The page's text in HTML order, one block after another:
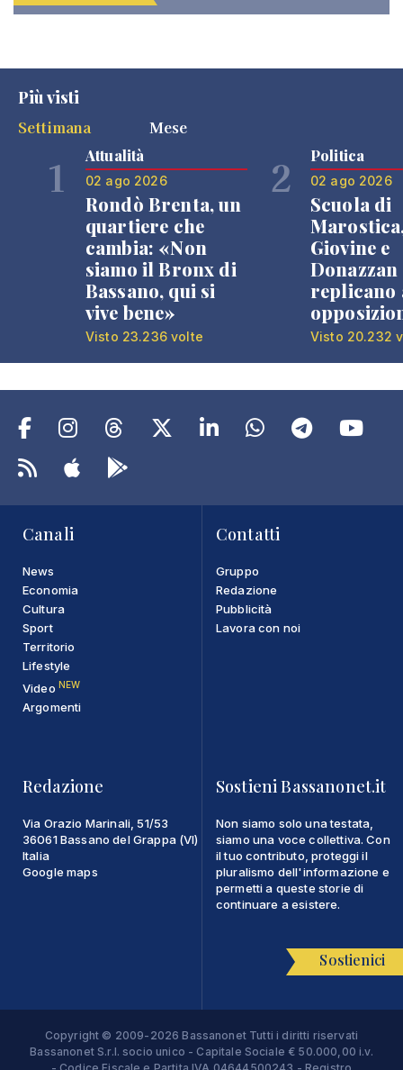
Più visti
Settimana
Mese
1 Attualità
02 ago 2026
Rondò Brenta, un
quartiere che
cambia: «Non
siamo il Bronx di
Bassano, qui si
vive bene»
Visto 23.236 volte
2 Politica
02 ago 2026
Scuola di
Giovine e
Donazzan
replicano
Visto 20.232
Canali
News
Economia
Cultura
Sport
Territorio
Lifestyle
Video NEW
Argomenti
Contatti
Gruppo
Redazione
Pubblicità
Lavora con noi
Redazione
Via Orazio Marinali, 51/53
36061 Bassano del Grappa (VI)
Italia
Google maps
Sostieni Bassanonet.it
Non siamo solo una testata,
siamo una voce collettiva. Con
il tuo contributo, proteggi il
pluralismo dell'informazione e
permetti a queste storie di
continuare a esistere.
Sostienici
Copyright © 2009-2026 Bassanonet Tutti i diritti riservati
Bassanonet S.r.l. socio unico - Capitale Sociale € 50.000,00 i.v.